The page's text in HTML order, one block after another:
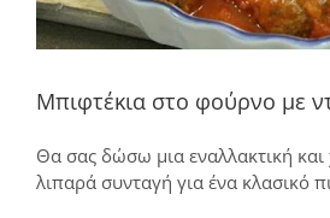
Μπιφτέκια στο φούρνο με
Θα σας δώσω μια εναλλακτική
λιπαρά συνταγή για ένα κλασικό